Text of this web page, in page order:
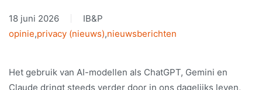
18 juni 2026
IB&P
opinie,privacy (nieuws),nieuwsberichten
Het gebruik van AI-modellen als ChatGPT, Gemini en
Claude dringt steeds verder door in ons dagelijks leven,